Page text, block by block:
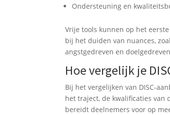
Ondersteuning en
Vrije tools kunnen op het
bij het duiden van nuances,
angstgedreven en
Hoe vergelijk je
Bij het vergelijken van DISC-
het traject, de kwalificaties van
bereidt deelnemers voor op